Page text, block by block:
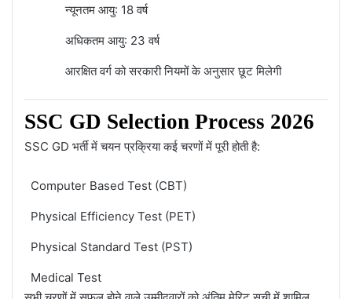
न्यूनतम आयु: 18 वर्ष
अधिकतम आयु: 23 वर्ष
आरक्षित वर्ग को सरकारी नियमों के अनुसार छूट मिलेगी
SSC GD Selection Process 2026
SSC GD भर्ती में चयन प्रक्रिया कई चरणों में पूरी होती है:
Computer Based Test (CBT)
Physical Efficiency Test (PET)
Physical Standard Test (PST)
Medical Test